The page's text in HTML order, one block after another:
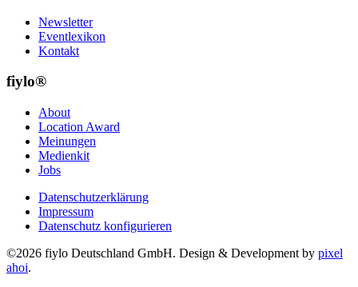
Newsletter
Eventlexikon
Kontakt
fiylo®
About
Location Award
Meinungen
Medienkit
Jobs
Datenschutzerklärung
Impressum
Datenschutz konfigurieren
©2026 fiylo Deutschland GmbH. Design & Development by pixel
ahoi.